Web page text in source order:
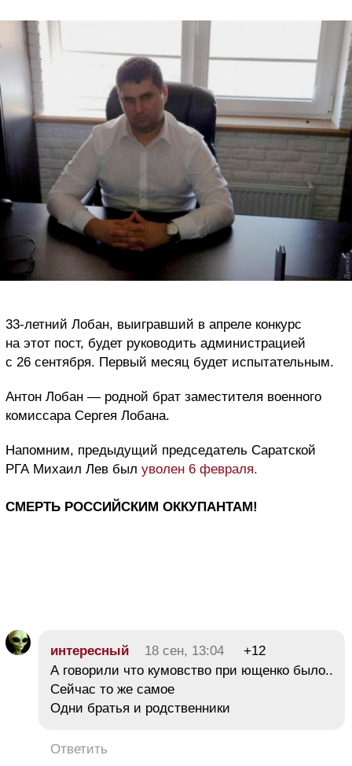
33-летний Лобан, выигравший в апреле конкурс
на этот пост, будет руководить администрацией
с 26 сентября. Первый месяц будет испытательным.
Антон Лобан — родной брат заместителя военного
комиссара Сергея Лобана.
Напомним, предыдущий председатель Саратской
РГА Михаил Лев был уволен 6 февраля.
СМЕРТЬ РОССИЙСКИМ ОККУПАНТАМ!
интересный 18 сен, 13:04
+12
А говорили что кумовство при ющенко было..
Сейчас то же самое
Одни братья и родственники
Ответить